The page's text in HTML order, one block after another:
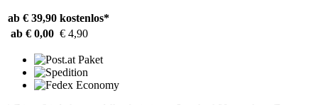
ab € 39,90 kostenlos*
ab € 0,00 € 4,90